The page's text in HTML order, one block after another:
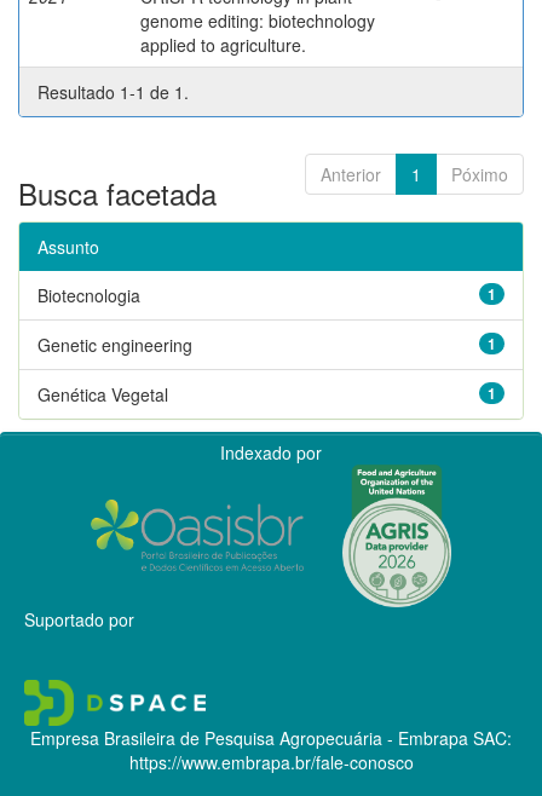
genome editing: biotechnology
applied to agriculture.
Resultado 1-1 de 1.
Anterior 1 Póximo
Busca facetada
Assunto
1
Biotecnologia
1
Genetic engineering
1
Genética Vegetal
Indexado por
Suportado por
Empresa Brasileira de Pesquisa Agropecuária - Embrapa SAC:
https://www.embrapa.br/fale-conosco